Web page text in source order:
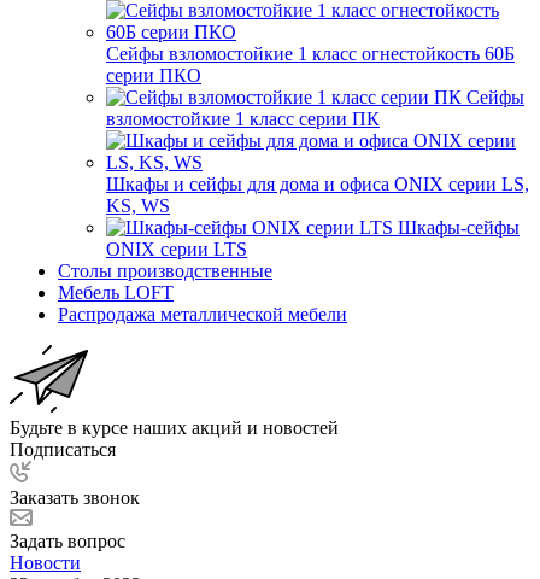
Сейфы взломостойкие 1 класс огнестойкость 60Б
серии ПКО
Сейфы
взломостойкие 1 класс серии ПК
Шкафы и сейфы для дома и офиса ONIX серии LS,
KS, WS
Шкафы-сейфы
ONIX серии LTS
Столы производственные
Мебель LOFT
Распродажа металлической мебели
Будьте в курсе наших акций и новостей
Подписаться
Заказать звонок
Задать вопрос
Новости